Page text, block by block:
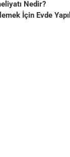
Nedir?
İçin Evde